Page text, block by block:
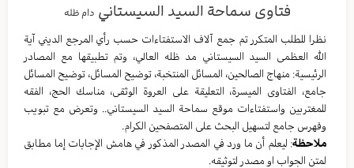
فتاوى سماحة السيد السيستاني دام ظله
نظرا للطلب المتكرر تم جمع آلاف الاستفتاءات حسب رأي المرجع الديني آية
الله العظمى السيد السيستاني مد ظله العالي، وتم تطبيقها مع المصادر
الرئيسية: منهاج الصالحين، المسائل المنتخبة، توضيح المسائل، توضيح المسائل
جامع، الفتاوى الميسرة، التعليقة على العروة الوثقى، مناسك الحج، الفقه
للمغتربين واستفتاءات موقع سماحة السيد السيستاني.. وتعرض مع تبويب
وفهرس جامع لتسهيل البحث على المتصفحين الكرام.
ملاحظة: ليعلم أن ما ورد في المصدر المذكور في هامش الإجابات إما مطابق
لمتن الجواب او مصدر لتوثيقه.